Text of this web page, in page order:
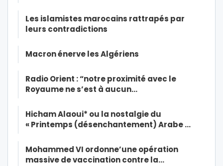
Les islamistes marocains rattrapés par
leurs contradictions
Macron énerve les Algériens
Radio Orient : “notre proximité avec le
Royaume ne s’est à aucun…
Hicham Alaoui* ou la nostalgie du
« Printemps (désenchantement) Arabe …
Mohammed VI ordonne’une opération
massive de vaccination contre la…